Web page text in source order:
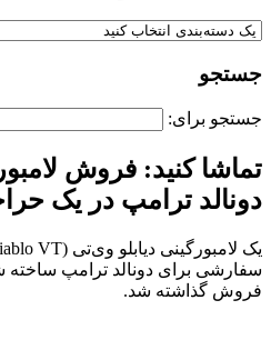
جستجو
جستجو برای:
تماشا کنید: فروش
دونالد ترامپ در یک
سفارشی برای دونالد ترامپ ساخته
فروش گذاشته شد.